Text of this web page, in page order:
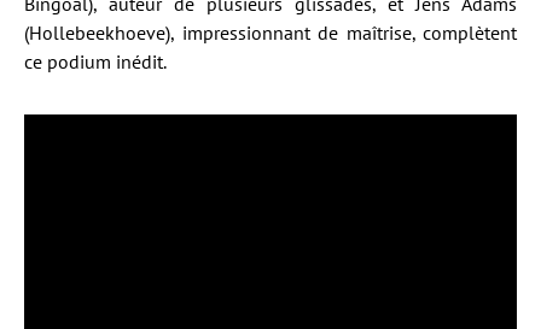
(Hollebeekhoeve), impressionnant de maîtrise, complètent
ce podium inédit.